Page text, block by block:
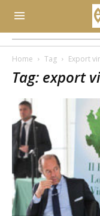
Home Tag Export
Tag: export